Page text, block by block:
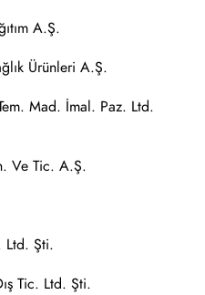
A.Ş.
Ürünleri A.Ş.
Mad. İmal. Paz. Ltd.
Ve Tic. A.Ş.
Ltd. Şti.
Tic. Ltd. Şti.